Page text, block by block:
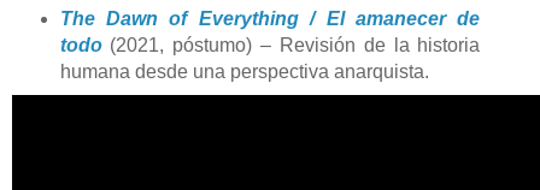
The Dawn of Everything / El amanecer de
todo(2021, póstumo) – Revisión de la historia
humana desde una perspectiva anarquista.